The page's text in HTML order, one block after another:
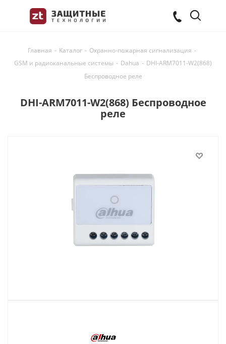
Главная - Каталог - Охранно-пожарная сигнализация -
GSM и радиоканальные системы - Dahua - DHI-ARM7011-W2(868)
Беспроводное реле
DHI-ARM7011-W2(868) Беспроводное
реле